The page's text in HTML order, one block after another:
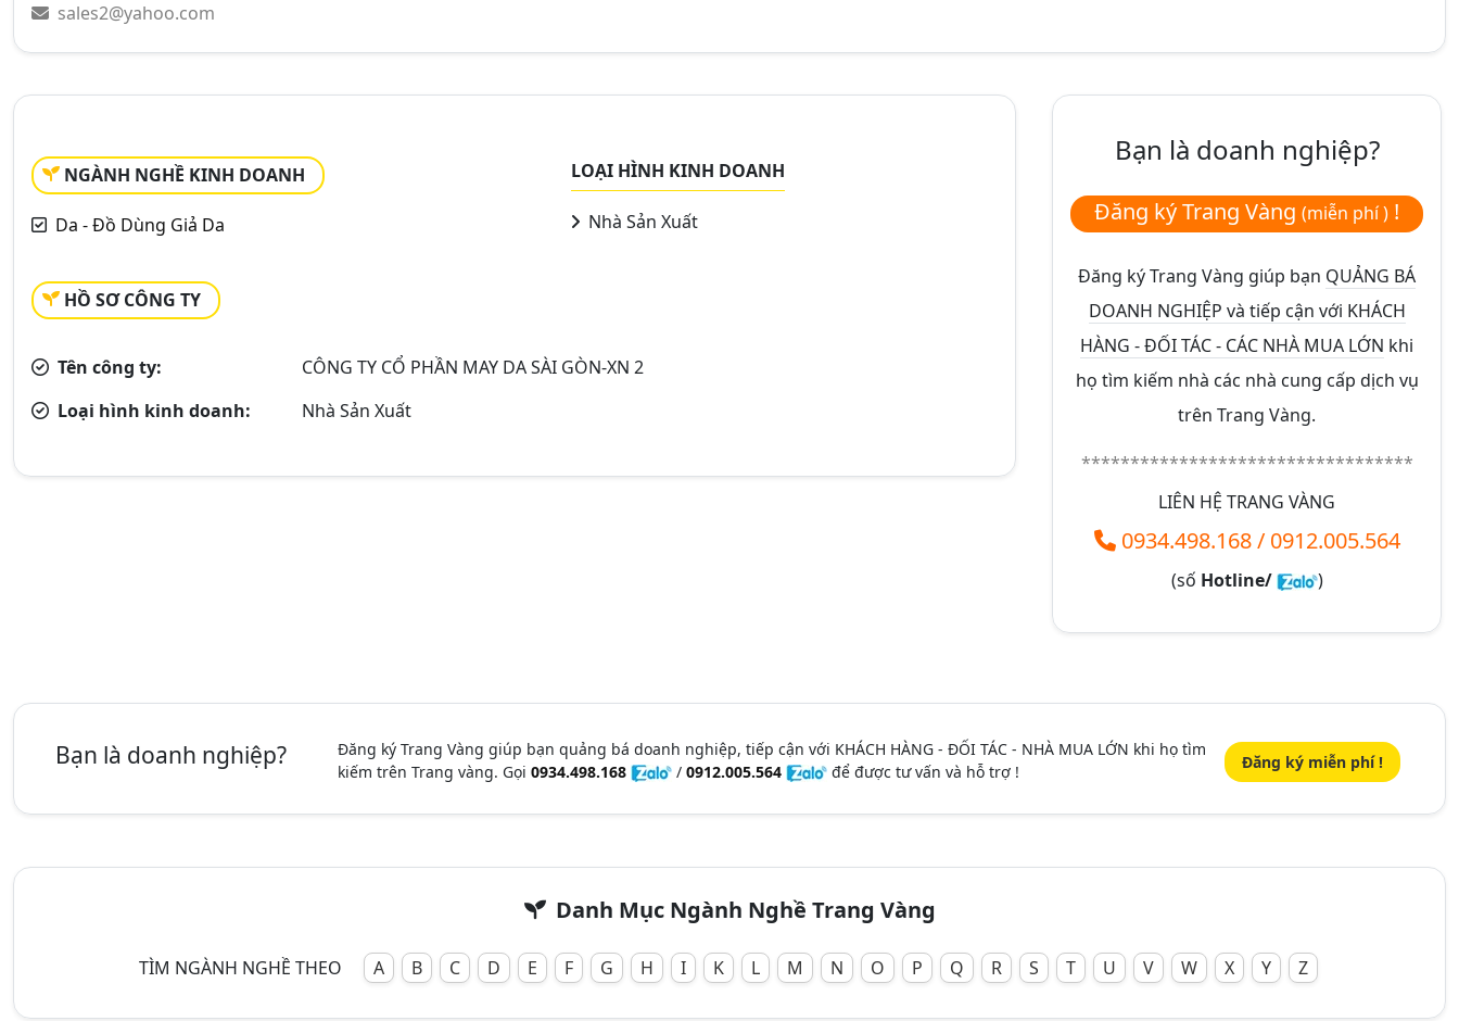
sales2@yahoo.com
NGÀNH NGHỀ KINH DOANH
Da - Đồ Dùng Giả Da
LOẠI HÌNH KINH DOANH
Nhà Sản Xuất
HỒ SƠ CÔNG TY
Tên công ty:
CÔNG TY CỔ PHẦN MAY DA SÀI GÒN-XN 2
Loại hình kinh doanh:
Nhà Sản Xuất
Bạn là doanh nghiệp?
Đăng ký Trang Vàng (miễn phí ) !
Đăng ký Trang Vàng giúp bạn QUẢNG BÁ
DOANH NGHIỆP và tiếp cận với KHÁCH
HÀNG - ĐỐI TÁC - CÁC NHÀ MUA LỚN khi
họ tìm kiếm nhà các nhà cung cấp dịch vụ
trên Trang Vàng.
**********************************
LIÊN HỆ TRANG VÀNG
0934.498.168/ 0912.005.564
(số Hotline/ )
Bạn là doanh nghiệp?
Đăng ký Trang Vàng giúp bạn quảng bá doanh nghiệp, tiếp cận với KHÁCH HÀNG - ĐỐI TÁC - NHÀ MUA LỚN khi họ tìm
kiếm trên Trang vàng. Gọi 0934.498.168 / 0912.005.564 để được tư vấn và hỗ trợ ! Đăng ký miễn phí !
Danh Mục Ngành Nghề Trang Vàng
TÌM NGÀNH NGHỀ THEO A B C D E F G H I K L M N O P Q R S T U V W X Y Z